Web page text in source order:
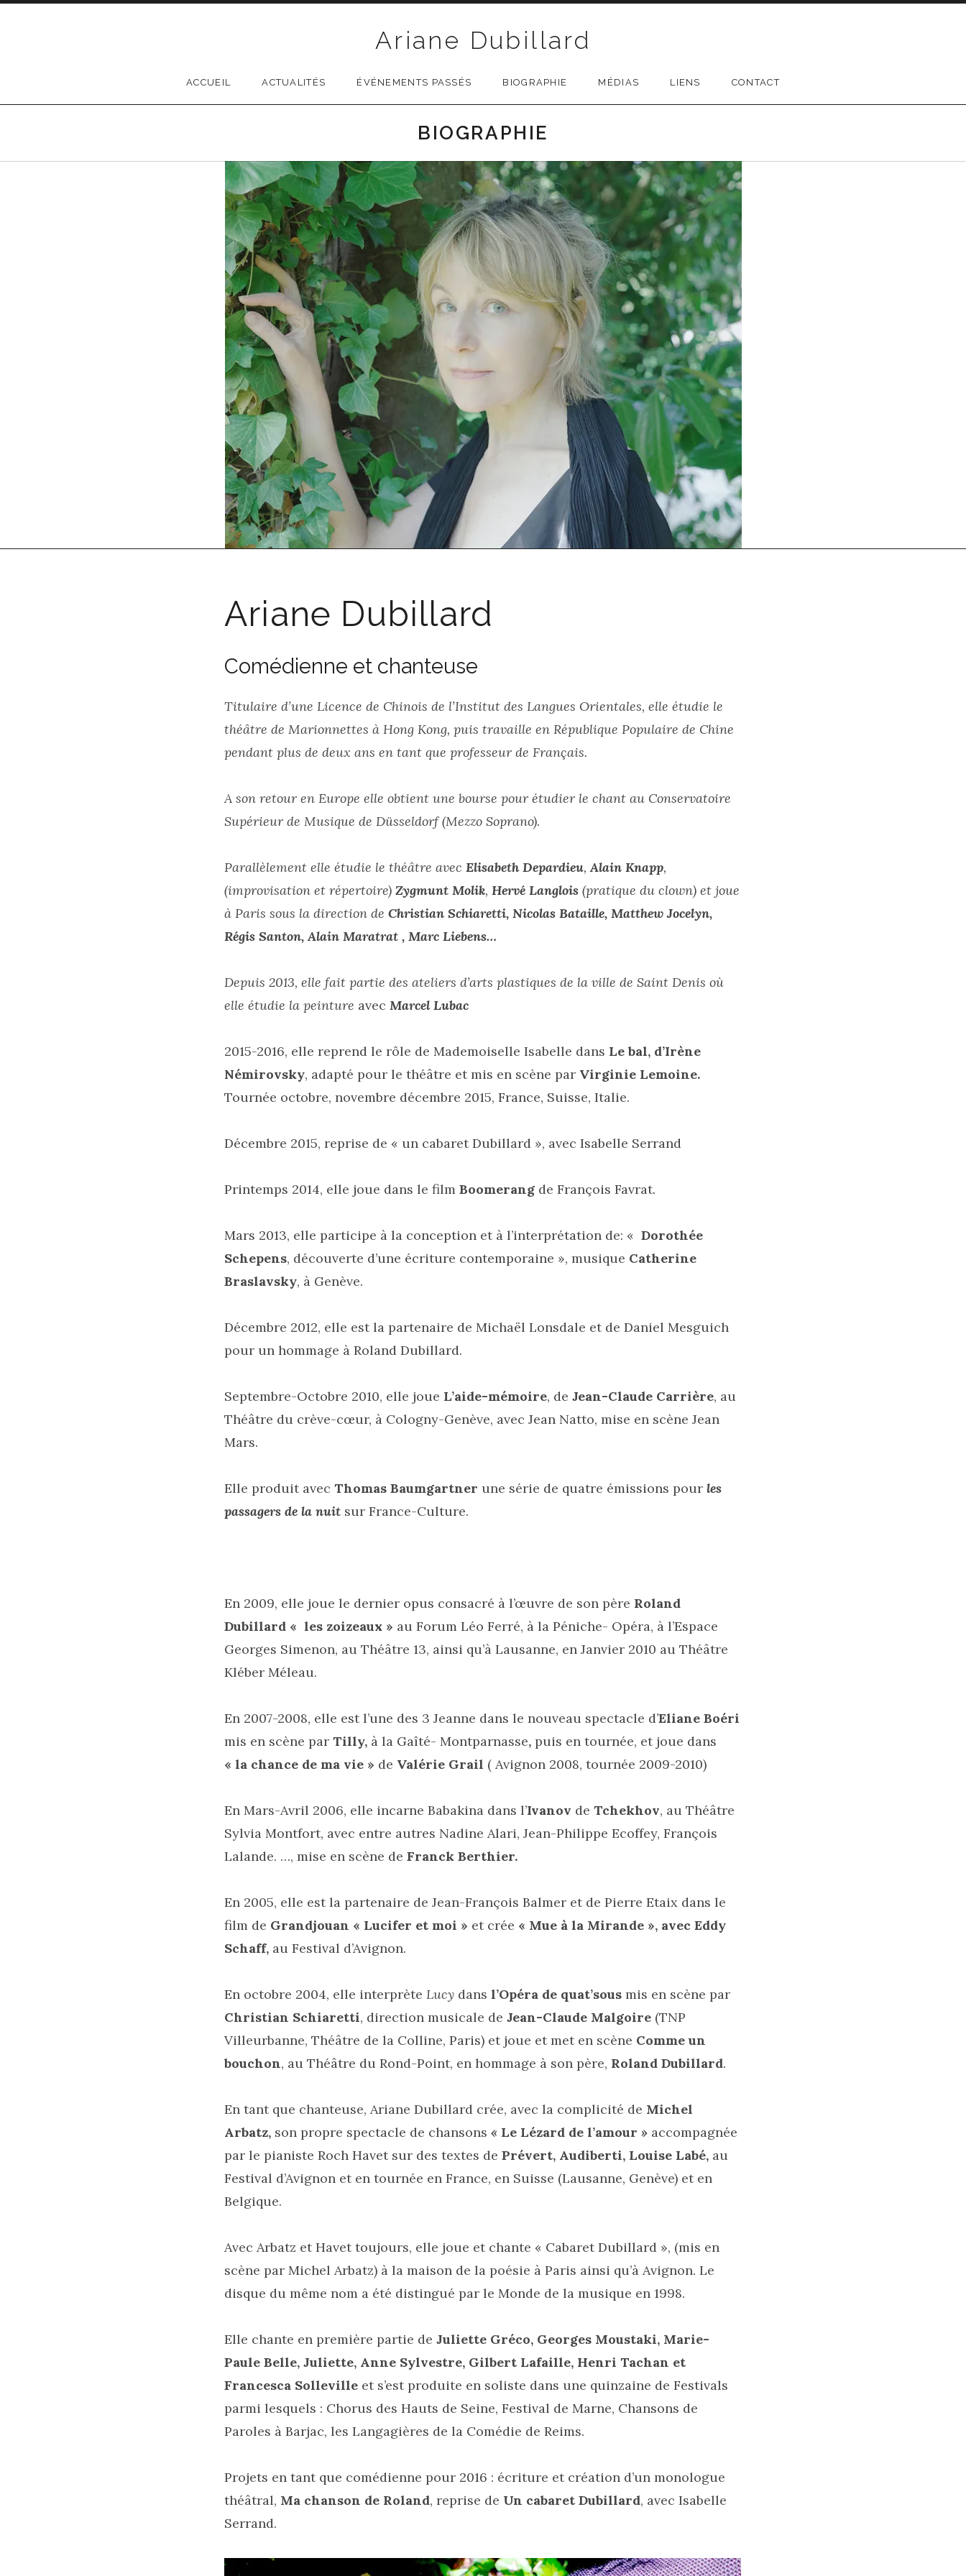
Ariane Dubillard
ACCUEIL ACTUALITÉS ÉVÉNEMENTS PASSÉS BIOGRAPHIE MÉDIAS LIENS CONTACT
BIOGRAPHIE
Ariane Dubillard
Comédienne et chanteuse
Titulaire d’une Licence de Chinois de l’Institut des Langues Orientales, elle étudie le
théâtre de Marionnettes à Hong Kong, puis travaille en République Populaire de Chine
pendant plus de deux ans en tant que professeur de Français.
A son retour en Europe elle obtient une bourse pour étudier le chant au Conservatoire
Supérieur de Musique de Düsseldorf (Mezzo Soprano).
Parallèlement elle étudie le théâtre avec Elisabeth Depardieu,Alain Knapp,
(improvisation et répertoire) Zygmunt Molik, Hervé Langlois (pratique du clown) et joue
à Paris sous la direction de Christian Schiaretti, Nicolas Bataille, Matthew Jocelyn,
Régis Santon, Alain Maratrat , Marc Liebens…
Depuis 2013, elle fait partie des ateliers d’arts plastiques de la ville de Saint Denis où
elle étudie la peinture avec Marcel Lubac
2015-2016, elle reprend le rôle de Mademoiselle Isabelle dans Le bal, d’Irène
Némirovsky, adapté pour le théâtre et mis en scène par Virginie Lemoine.
Tournée octobre, novembre décembre 2015, France, Suisse, Italie.
Décembre 2015, reprise de « un cabaret Dubillard », avec Isabelle Serrand
Printemps 2014, elle joue dans le film Boomerang de François Favrat.
Mars 2013, elle participe à la conception et à l’interprétation de: « Dorothée
Schepens, découverte d’une écriture contemporaine », musique Catherine
Braslavsky, à Genève.
Décembre 2012, elle est la partenaire de Michaël Lonsdale et de Daniel Mesguich
pour un hommage à Roland Dubillard.
Septembre-Octobre 2010, elle joue L’aide-mémoire, de Jean-Claude Carrière, au
Théâtre du crève-cœur, à Cologny-Genève, avec Jean Natto, mise en scène Jean
Mars.
Elle produit avec Thomas Baumgartner une série de quatre émissions pour les
passagers de la nuit sur France-Culture.
En 2009, elle joue le dernier opus consacré à l’œuvre de son père Roland
Dubillard « les zoizeaux » au Forum Léo Ferré, à la Péniche- Opéra, à l’Espace
Georges Simenon, au Théâtre 13, ainsi qu’à Lausanne, en Janvier 2010 au Théâtre
Kléber Méleau.
En 2007-2008, elle est l’une des 3 Jeanne dans le nouveau spectacle d’Eliane Boéri
mis en scène par Tilly, à la Gaîté- Montparnasse, puis en tournée, et joue dans
« la chance de ma vie » de Valérie Grail ( Avignon 2008, tournée 2009-2010)
En Mars-Avril 2006, elle incarne Babakina dans l’Ivanov de Tchekhov, au Théâtre
Sylvia Montfort, avec entre autres Nadine Alari, Jean-Philippe Ecoffey, François
Lalande. …, mise en scène de Franck Berthier.
En 2005, elle est la partenaire de Jean-François Balmer et de Pierre Etaix dans le
film de Grandjouan « Lucifer et moi » et crée « Mue à la Mirande », avec Eddy
Schaff, au Festival d’Avignon.
En octobre 2004, elle interprète Lucy dans l’Opéra de quat’sous mis en scène par
Christian Schiaretti, direction musicale de Jean-Claude Malgoire (TNP
Villeurbanne, Théâtre de la Colline, Paris) et joue et met en scène Comme un
bouchon, au Théâtre du Rond-Point, en hommage à son père, Roland Dubillard.
En tant que chanteuse, Ariane Dubillard crée, avec la complicité de Michel
Arbatz, son propre spectacle de chansons « Le Lézard de l’amour » accompagnée
par le pianiste Roch Havet sur des textes de Prévert, Audiberti, Louise Labé, au
Festival d’Avignon et en tournée en France, en Suisse (Lausanne, Genève) et en
Belgique.
Avec Arbatz et Havet toujours, elle joue et chante « Cabaret Dubillard », (mis en
scène par Michel Arbatz) à la maison de la poésie à Paris ainsi qu’à Avignon. Le
disque du même nom a été distingué par le Monde de la musique en 1998.
Elle chante en première partie de Juliette Gréco, Georges Moustaki, Marie-
Paule Belle, Juliette, Anne Sylvestre, Gilbert Lafaille, Henri Tachan et
Francesca Solleville et s’est produite en soliste dans une quinzaine de Festivals
parmi lesquels : Chorus des Hauts de Seine, Festival de Marne, Chansons de
Paroles à Barjac, les Langagières de la Comédie de Reims.
Projets en tant que comédienne pour 2016 : écriture et création d’un monologue
théâtral, Ma chanson de Roland, reprise de Un cabaret Dubillard, avec Isabelle
Serrand.